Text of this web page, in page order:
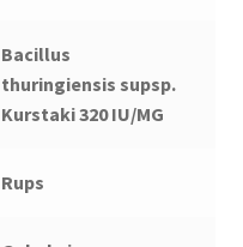
Bacillus
thuringiensis supsp.
Kurstaki 320 IU/MG
Rups